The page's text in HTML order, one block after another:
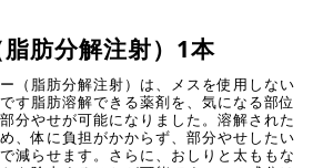
肪分解注射）1本
（脂肪分解注射）は、メスを使用しない
す脂肪溶解できる薬剤を、気になる部位
分やせが可能になりました。溶解された
、体に負担がかからず、部分やせしたい
減らせます。さらに、おしりと太ももな